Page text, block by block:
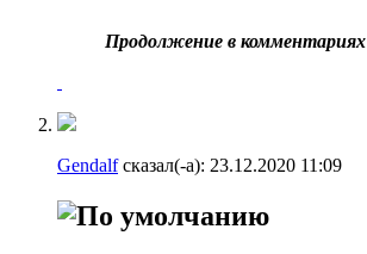
Продолжение в комментариях
Gendalfсказал(-а): 23.12.2020 11:09